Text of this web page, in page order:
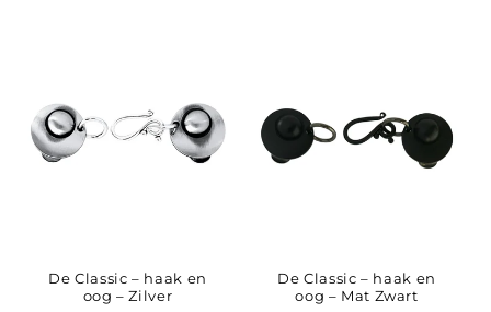
De Classic – haak en
oog – Zilver
De Classic – haak en
oog – Mat Zwart